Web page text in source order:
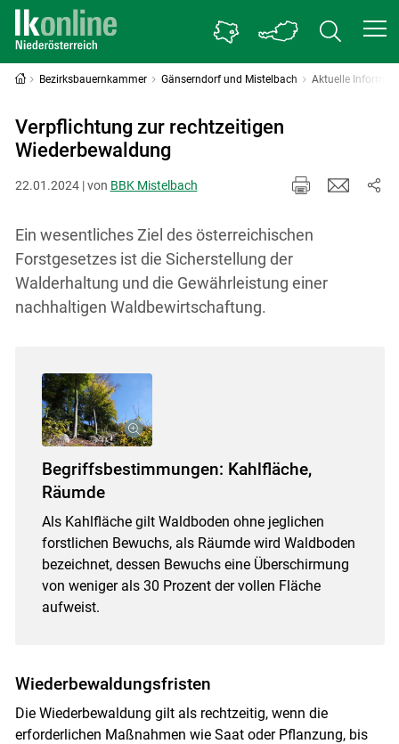
Bezirksbauernkammer Gänserndorf und Mistelbach Aktuelle
Verpflichtung zur rechtzeitigen
Wiederbewaldung
22.01.2024 | von BBK Mistelbach
Ein wesentliches Ziel des österreichischen
Forstgesetzes ist die Sicherstellung der
Walderhaltung und die Gewährleistung einer
nachhaltigen Waldbewirtschaftung.
Begriffsbestimmungen: Kahlfläche,
Räumde
Als Kahlfläche gilt Waldboden ohne jeglichen
forstlichen Bewuchs, als Räumde wird Waldboden
bezeichnet, dessen Bewuchs eine Überschirmung
von weniger als 30 Prozent der vollen Fläche
aufweist.
Wiederbewaldungsfristen
Die Wiederbewaldung gilt als rechtzeitig, wenn die
erforderlichen Maßnahmen wie Saat oder Pflanzung, bis